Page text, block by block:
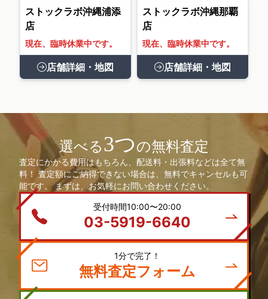
ストックラボ沖縄浦添
店
現在、臨時休業中です。
店舗詳細・地図
ストックラボ沖縄那覇
店
現在、臨時休業中です。
店舗詳細・地図
選べる3つの無料査定
査定にかかる費用はもちろん、配送料・出張料などは全て無
料！ 査定額にご納得できない場合は、無料でキャンセルも可
能です。 まずは、お気軽にお問い合わせください。
受付時間10:00〜20:00
03-5919-6640
1分で完了！
無料査定フォーム